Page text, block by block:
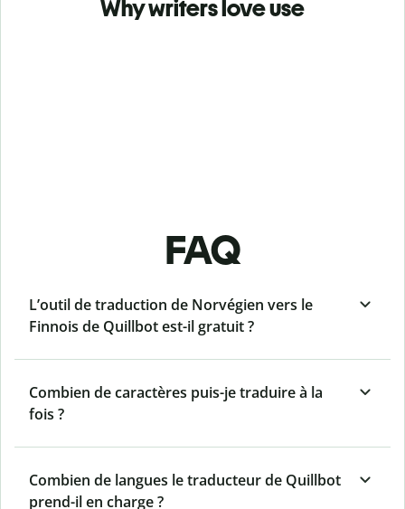
Why writers love use
FAQ
L’outil de traduction de Norvégien vers le
Finnois de Quillbot est-il gratuit ?
Combien de caractères puis-je traduire à la
fois ?
Combien de langues le traducteur de Quillbot
prend-il en charge ?